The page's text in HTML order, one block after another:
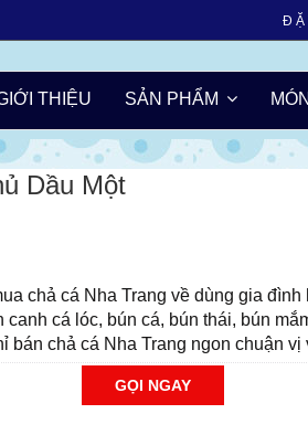
Đ Ặ
THIỆU SẢN PHẨM
Rang Chả cá Vũng Tàu Chả cá Basa
Dầu Một
chả cá Nha Trang về dùng gia đình
canh cá lóc, bún cá, bún thái, bún
bán chả cá Nha Trang ngon chuận vị
GỌI NGAY